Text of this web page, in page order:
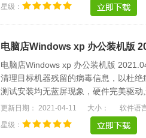
星级：
电脑店Windows xp 办公装机版
电脑店Windows xp 办公装机版
清理目标机器残留的病毒信息，以杜
测试安装均无蓝屏现象，硬件完美驱
名的驱动可以.....
更新日期： 2021-04-11 大小：
软件语
星级：